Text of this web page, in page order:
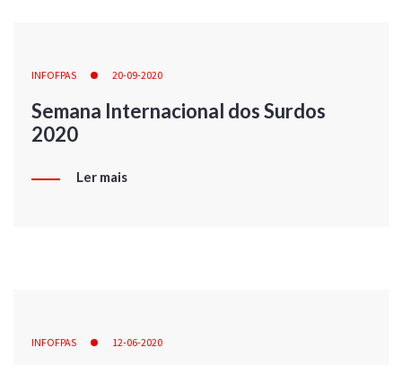
INFOFPAS 20-09-2020
Semana Internacional dos Surdos
2020
Ler mais
INFOFPAS 12-06-2020